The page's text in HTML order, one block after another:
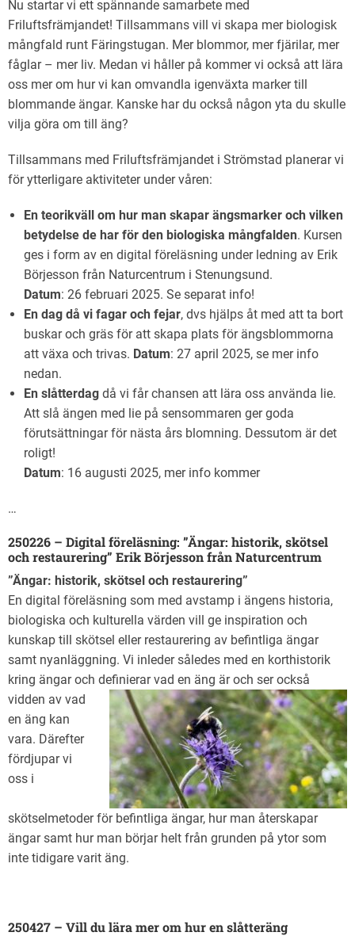
Nu startar vi ett spännande samarbete med
Friluftsfrämjandet! Tillsammans vill vi skapa mer biologisk
mångfald runt Färingstugan. Mer blommor, mer fjärilar, mer
fåglar – mer liv. Medan vi håller på kommer vi också att lära
oss mer om hur vi kan omvandla igenväxta marker till
blommande ängar. Kanske har du också någon yta du skulle
vilja göra om till äng?
Tillsammans med Friluftsfrämjandet i Strömstad planerar vi
för ytterligare aktiviteter under våren:
En teorikväll om hur man skapar ängsmarker och vilken
betydelse de har för den biologiska mångfalden. Kursen
ges i form av en digital föreläsning under ledning av Erik
Börjesson från Naturcentrum i Stenungsund.
Datum: 26 februari 2025. Se separat info!
En dag då vi fagar och fejar, dvs hjälps åt med att ta bort
buskar och gräs för att skapa plats för ängsblommorna
att växa och trivas. Datum: 27 april 2025, se mer info
nedan.
En slåtterdag då vi får chansen att lära oss använda lie.
Att slå ängen med lie på sensommaren ger goda
förutsättningar för nästa års blomning. Dessutom är det
roligt!
Datum: 16 augusti 2025, mer info kommer
…
250226 – Digital föreläsning: ”Ängar: historik, skötsel
och restaurering” Erik Börjesson från Naturcentrum
”Ängar: historik, skötsel och restaurering”
En digital föreläsning som med avstamp i ängens historia,
biologiska och kulturella värden vill ge inspiration och
kunskap till skötsel eller restaurering av befintliga ängar
samt nyanläggning. Vi inleder således med en korthistorik
kring ängar och definierar vad en äng är och ser också
vidden av vad
en äng kan
vara. Därefter
fördjupar vi
oss i
skötselmetoder för befintliga ängar, hur man återskapar
ängar samt hur man börjar helt från grunden på ytor som
inte tidigare varit äng.
250427 – Vill du lära mer om hur en slåtteräng